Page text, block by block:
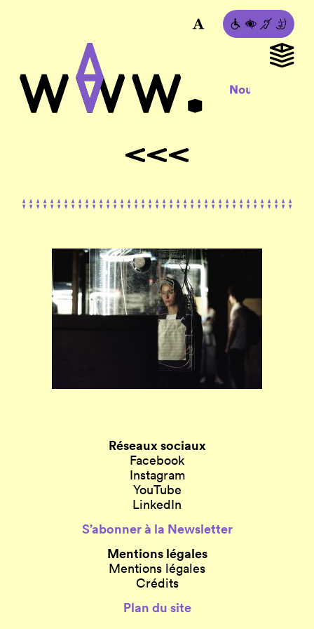
Réseaux sociaux
Facebook
Instagram
YouTube
LinkedIn
S’abonner à la Newsletter
Mentions légales
Mentions légales
Crédits
Plan du site